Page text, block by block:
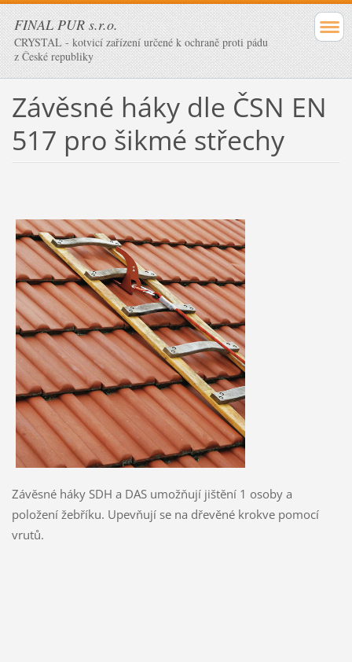
FINAL PUR s.r.o.
CRYSTAL - kotvicí zařízení určené k ochraně proti pádu
z České republiky
Závěsné háky dle ČSN EN
517 pro šikmé střechy
Závěsné háky SDH a DAS umožňují jištění 1 osoby a
položení žebříku. Upevňují se na dřevěné krokve pomocí
vrutů.